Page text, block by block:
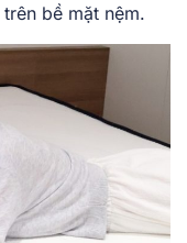
bề mặt nệm.